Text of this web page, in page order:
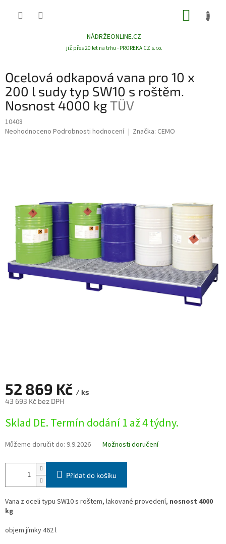
NÁDRŽEONLINE.CZ
již přes 20 let na trhu - PROREKA CZ s.r.o.
Ocelová odkapová vana pro 10 x
200 l sudy typ SW10 s roštěm.
Nosnost 4000 kgTÜV
10408
Průměrné
Neohodnoceno Podrobnosti hodnocení Značka: CEMO
52 869 Kč / ks
43 693 Kč bez DPH
cena:
Sklad DE. Termín dodání 1 až 4 týdny.
Můžeme doručit do: 9.9.2026 Možnosti doručení
Přidat do košíku
Vana z oceli typu SW10 s roštem, lakované provedení, nosnost 4000
kg
objem jímky 462 l